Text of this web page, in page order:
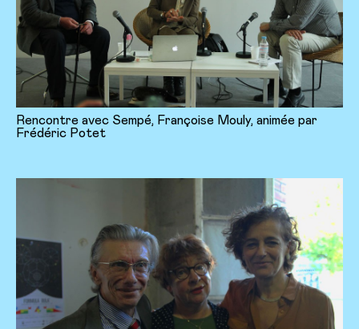
Rencontre avec Sempé, Françoise Mouly, animée par
Frédéric Potet